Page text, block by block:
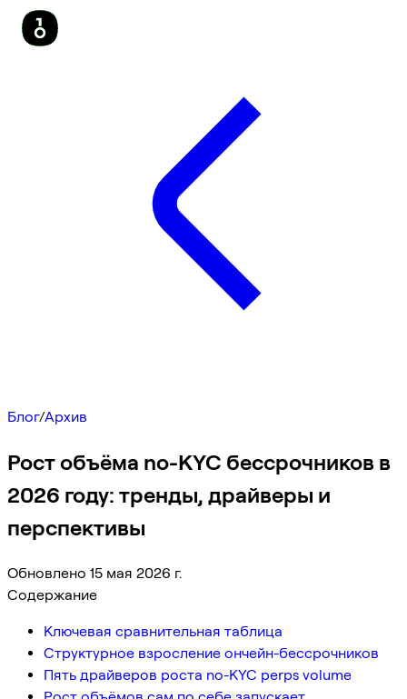
Блог/Архив
Рост объёма no-KYC бессрочников в
2026 году: тренды, драйверы и
перспективы
Обновлено 15 мая 2026 г.
Содержание
Ключевая сравнительная таблица
Структурное взросление ончейн-бессрочников
Пять драйверов роста no-KYC perps volume